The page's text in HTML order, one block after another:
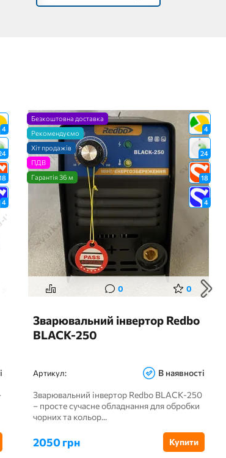
4
4
4
24
18
4
Безкоштовна доставка
Рекомендуємо
Хіт продажів
ПДВ
Гарантія 36 м
0 0
Зварювальний інвертор Redbo
BLACK-250
Артикул: В наявності
Зварювальний інвертор Redbo BLACK-250
– просте сучасне обладнання для обробки
чорних та кольор...
2050 грн Купити